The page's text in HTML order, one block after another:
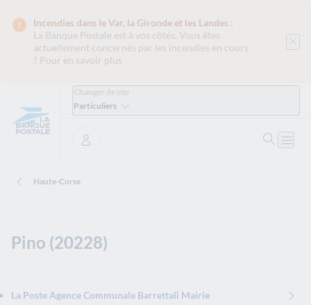
Incendies dans le Var, la Gironde et les Landes :
La Banque Postale est à vos côtés. Vous êtes
actuellement concernés par les incendies en cours
? Pour en savoir plus
Changer de site
Particuliers
Se connecter
Haute-Corse
Pino (20228)
La Poste Agence Communale Barrettali Mairie